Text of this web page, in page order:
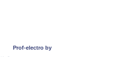
Prof-electro by